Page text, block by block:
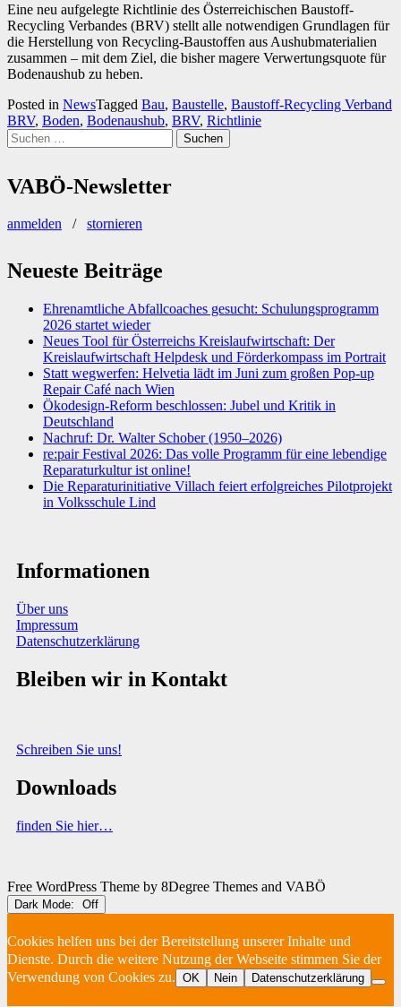
Eine neu aufgelegte Richtlinie des Österreichischen Baustoff-
Recycling Verbandes (BRV) stellt alle notwendigen Grundlagen für
die Herstellung von Recycling-Baustoffen aus Aushubmaterialien
zusammen – mit dem Ziel, die bisher magere Verwertungsquote für
Bodenaushub zu heben.
Posted in NewsTagged Bau, Baustelle, Baustoff-Recycling Verband
BRV, Boden, Bodenaushub, BRV, Richtlinie
Suchen
nach:
VABÖ-Newsletter
anmelden / stornieren
Neueste Beiträge
Ehrenamtliche Abfallcoaches gesucht: Schulungsprogramm
2026 startet wieder
Neues Tool für Österreichs Kreislaufwirtschaft: Der
Kreislaufwirtschaft Helpdesk und Förderkompass im Portrait
Statt wegwerfen: Helvetia lädt im Juni zum großen Pop-up
Repair Café nach Wien
Ökodesign-Reform beschlossen: Jubel und Kritik in
Deutschland
Nachruf: Dr. Walter Schober (1950–2026)
re:pair Festival 2026: Das volle Programm für eine lebendige
Reparaturkultur ist online!
Die Reparaturinitiative Villach feiert erfolgreiches Pilotprojekt
in Volksschule Lind
Informationen
Über uns
Impressum
Datenschutzerklärung
Bleiben wir in Kontakt
Schreiben Sie uns!
Downloads
finden Sie hier…
Free WordPress Theme by 8Degree Themes and VABÖ
Dark Mode:
Cookies helfen uns bei der Bereitstellung unserer Inhalte und
Dienste. Durch die weitere Nutzung der Webseite stimmen Sie der
Verwendung von Cookies zu. OK Nein Datenschutzerklärung